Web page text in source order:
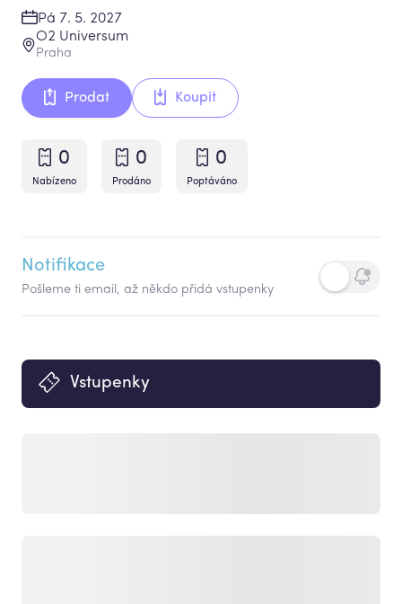
Pá 7. 5. 2027
O2 Universum
Praha
Prodat Koupit
0
Nabízeno
0
Prodáno
0
Poptáváno
Notifikace
Pošleme ti email, až někdo přidá vstupenky
Vstupenky